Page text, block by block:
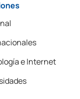
e Internet